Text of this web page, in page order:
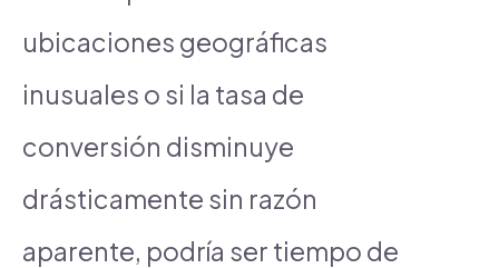
ubicaciones geográficas
inusuales o si la tasa de
conversión disminuye
drásticamente sin razón
aparente, podría ser tiempo de